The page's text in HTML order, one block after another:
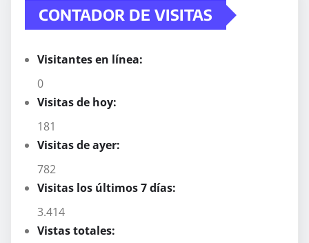
CONTADOR DE VISITAS
Visitantes en línea:
0
Visitas de hoy:
181
Visitas de ayer:
782
Visitas los últimos 7 días:
3.414
Vistas totales: